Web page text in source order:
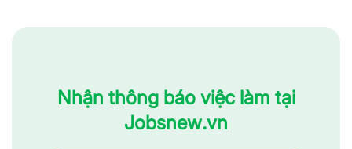
Nhận thông báo việc làm tại
Jobsnew.vn